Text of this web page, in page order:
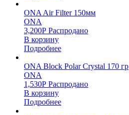
ONA Air Filter 150мм
ONA
3,200Р Распродано
В корзину
Подробнее
ONA Block Polar Crystal 170 гр
ONA
1,530Р Распродано
В корзину
Подробнее